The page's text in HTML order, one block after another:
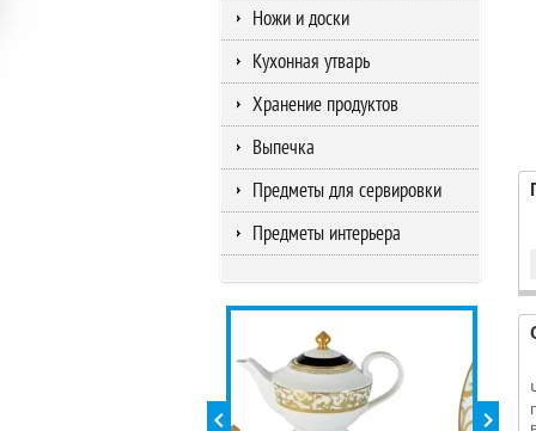
Ножи и доски
Кухонная утварь
Хранение продуктов
Выпечка
Предметы для сервировки
Предметы интерьера